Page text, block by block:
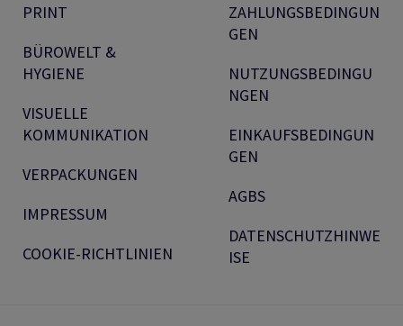
PRINT
BÜROWELT &
HYGIENE
VISUELLE
KOMMUNIKATION
VERPACKUNGEN
IMPRESSUM
COOKIE-RICHTLINIEN
ZAHLUNGSBEDINGUN
GEN
NUTZUNGSBEDINGU
NGEN
EINKAUFSBEDINGUN
GEN
AGBS
DATENSCHUTZHINWE
ISE